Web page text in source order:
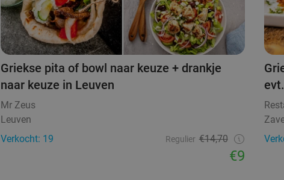
Griekse pita of bowl naar keuze + drankje
naar keuze in Leuven
Mr Zeus
Leuven
Verkocht: 19
Regulier €14,70
€9